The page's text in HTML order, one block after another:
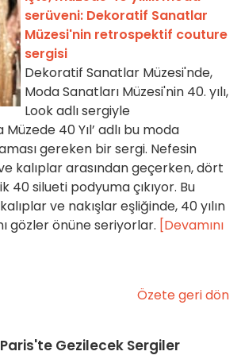
serüveni: Dekoratif Sanatlar
Müzesi'nin retrospektif couture
sergisi
Dekoratif Sanatlar Müzesi'nde,
Moda Sanatları Müzesi'nin 40. yılı,
Look adlı sergiyle
Müzede 40 Yıl’ adlı bu moda
gereken bir sergi. Nefesin
kalıplar arasından geçerken, dört
40 silueti podyuma çıkıyor. Bu
ve nakışlar eşliğinde, 40 yılın
gözler önüne seriyorlar. [Devamını
Özete geri dön
Gezilecek Sergiler